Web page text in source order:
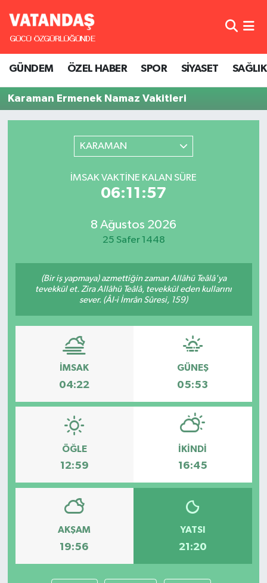
GÜNDEM ÖZEL HABER SPOR SİYASET SAĞLIK
Karaman Ermenek Namaz Vakitleri
KARAMAN
İMSAK VAKTINE KALAN SÜRE
06:11:57
8 Ağustos 2026
25 Safer 1448
(Bir iş yapmaya) azmettiğin zaman Allâhü Teâlâ'ya
tevekkül et. Zira Allâhü Teâlâ, tevekkül eden kullarını
sever. (Âl-i İmrân Sûresi, 159)
İMSAK
04:22
GÜNEŞ
05:53
ÖĞLE
12:59
İKINDI
16:45
AKŞAM
19:56
YATSI
21:20
GÜNDEM
Hava Durumu
Tüm Manşetler